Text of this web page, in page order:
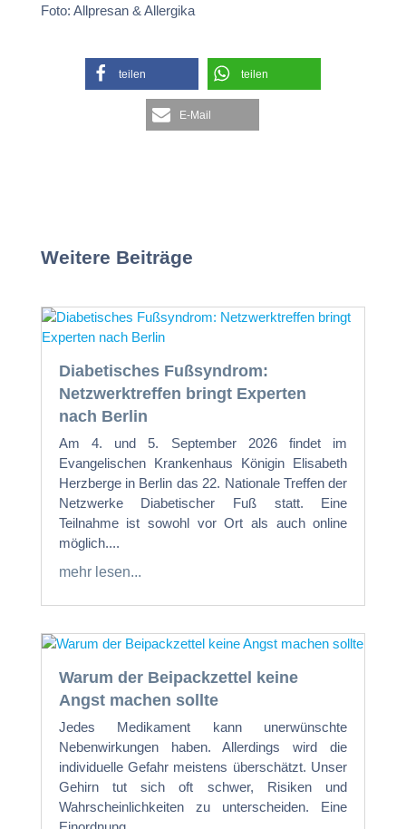
Foto: Allpresan & Allergika
teilen teilen
E-Mail
Weitere Beiträge
Diabetisches Fußsyndrom:
Netzwerktreffen bringt Experten
nach Berlin
Am 4. und 5. September 2026 findet im
Evangelischen Krankenhaus Königin Elisabeth
Herzberge in Berlin das 22. Nationale Treffen der
Netzwerke Diabetischer Fuß statt. Eine
Teilnahme ist sowohl vor Ort als auch online
möglich....
mehr lesen...
Warum der Beipackzettel keine
Angst machen sollte
Jedes Medikament kann unerwünschte
Nebenwirkungen haben. Allerdings wird die
individuelle Gefahr meistens überschätzt. Unser
Gehirn tut sich oft schwer, Risiken und
Wahrscheinlichkeiten zu unterscheiden. Eine